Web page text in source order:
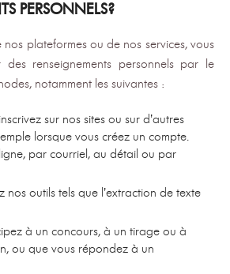
PERSONNELS?
nos plateformes ou de nos services, vous
renseignements personnels par le
notamment les suivantes :
sur nos sites ou sur d’autres
lorsque vous créez un compte.
par courriel, au détail ou par
nos outils tels que l’extraction de texte
à un concours, à un tirage ou à
ou que vous répondez à un